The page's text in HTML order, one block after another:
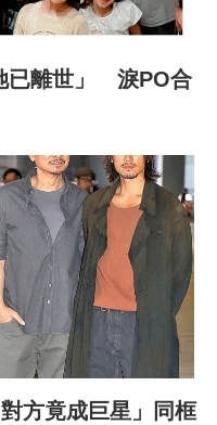
已離世」 淚PO合
方竟成巨星」同框